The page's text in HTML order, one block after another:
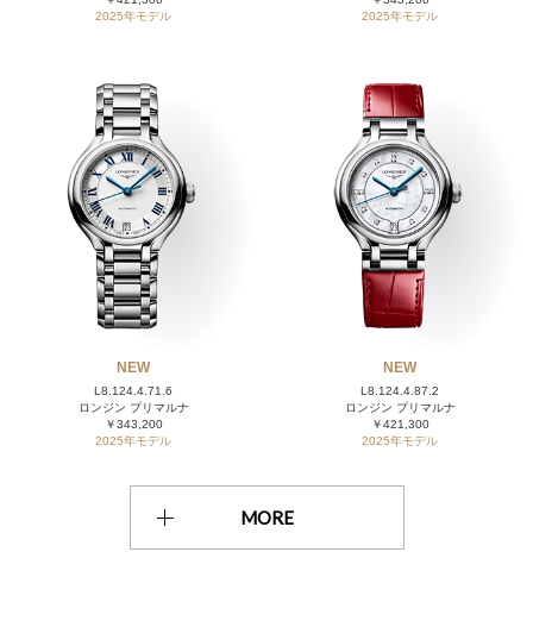
2025年モデル
2025年モデル
NEW
L8.124.4.71.6
ロンジン プリマルナ
￥343,200
2025年モデル
NEW
L8.124.4.87.2
ロンジン プリマルナ
￥421,300
2025年モデル
MORE